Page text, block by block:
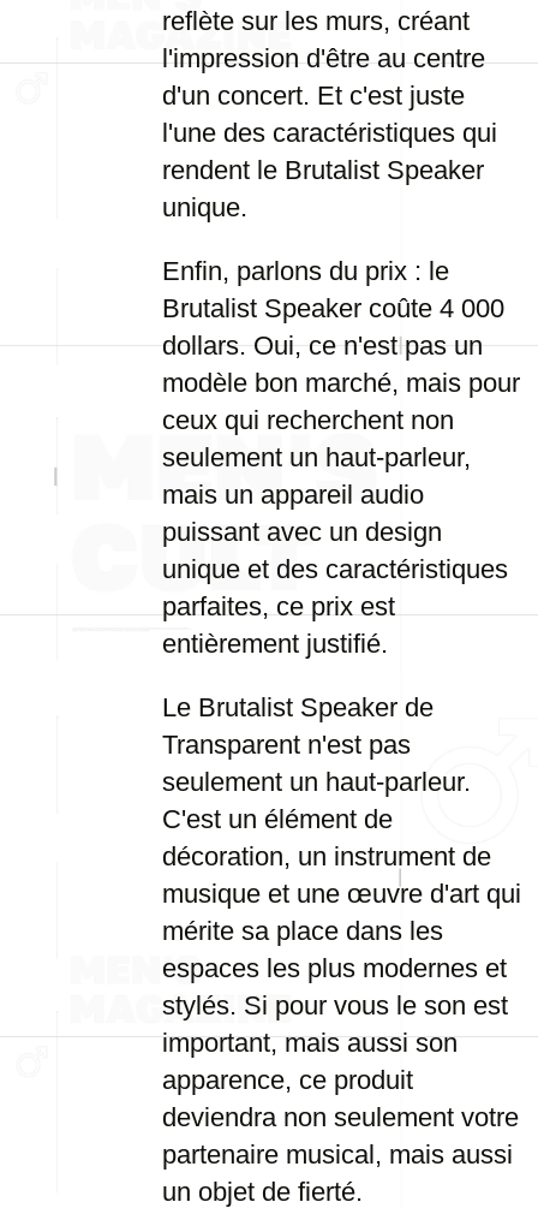
reflète sur les murs, créant
l'impression d'être au centre
d'un concert. Et c'est juste
l'une des caractéristiques qui
rendent le Brutalist Speaker
unique.
Enfin, parlons du prix : le
Brutalist Speaker coûte 4 000
dollars. Oui, ce n'est pas un
modèle bon marché, mais pour
ceux qui recherchent non
seulement un haut-parleur,
mais un appareil audio
puissant avec un design
unique et des caractéristiques
parfaites, ce prix est
entièrement justifié.
Le Brutalist Speaker de
Transparent n'est pas
seulement un haut-parleur.
C'est un élément de
décoration, un instrument de
musique et une œuvre d'art qui
mérite sa place dans les
espaces les plus modernes et
stylés. Si pour vous le son est
important, mais aussi son
apparence, ce produit
deviendra non seulement votre
partenaire musical, mais aussi
un objet de fierté.